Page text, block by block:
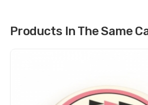
Products In The Same